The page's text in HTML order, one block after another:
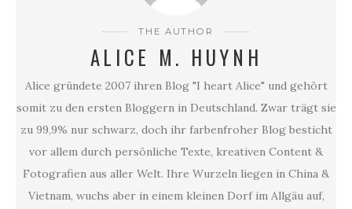
THE AUTHOR
ALICE M. HUYNH
Alice gründete 2007 ihren Blog "I heart Alice" und gehört
somit zu den ersten Bloggern in Deutschland. Zwar trägt sie
zu 99,9% nur schwarz, doch ihr farbenfroher Blog besticht
vor allem durch persönliche Texte, kreativen Content &
Fotografien aus aller Welt. Ihre Wurzeln liegen in China &
Vietnam, wuchs aber in einem kleinen Dorf im Allgäu auf,